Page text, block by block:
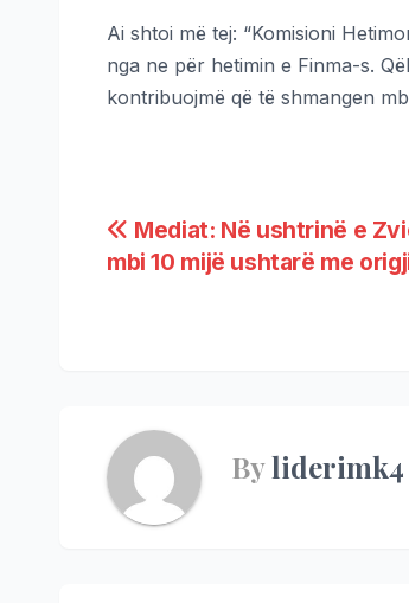
Ai shtoi më tej: “Komisioni
nga ne për hetimin e Finma-s.
kontribuojmë që të shmangen
Mediat: Në ushtrinë e
mbi 10 mijë ushtarë me
Byliderimk4